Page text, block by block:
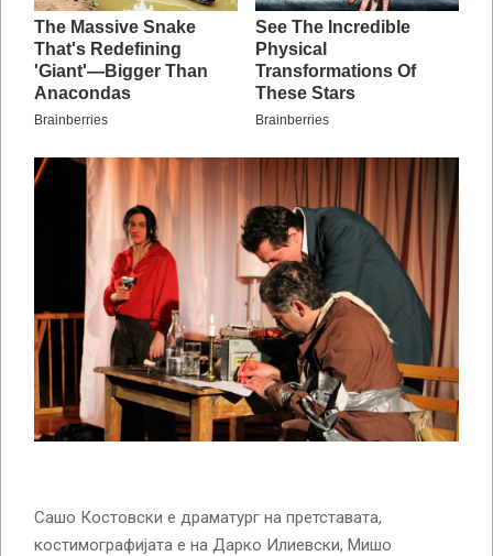
Сашо Костовски е драматург на претставата,
костимографијата е на Дарко Илиевски, Мишо